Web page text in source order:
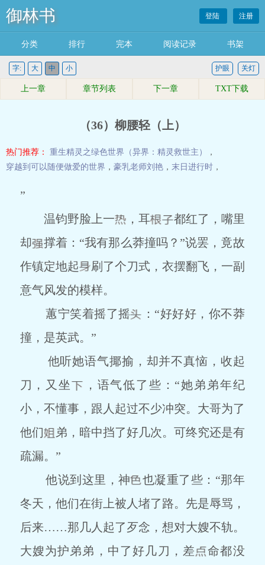
御林书 登陆 注册
分类 排行 完本 阅读记录 书架
字: 大 中 小 关灯
护眼
上一章 章节列表 下一章 TXT下载
（36）柳腰轻（上）
热门推荐： 重生精灵之绿色世界（异界：精灵救世主）
，
穿越到可以随便做爱的世界 ， 豪乳老师刘艳 ， 末日进行时 ，
”
温钧野脸上一
，耳
都红了，嘴里
却
撑着：“我有那么莽撞吗？”说罢，竟故
作镇定地起
刷了个刀式，衣摆翻飞，一副
意气风发的模样。
蕙宁笑着摇了摇
：“好好好，你不莽
撞，是英武。”
他听她语气揶揄，却并不真恼，收起
刀，又坐
，语气低了些：“她弟弟年纪
小，不懂事，跟人起过不少冲突。大哥为了
他们
弟，暗中挡了好几次。可终究还是有
疏漏。”
他说到这里，神
也凝重了些：“那年
冬天，他们在街上被人堵了路。先是辱骂，
后来……那几人起了歹念，想对大嫂不轨。
大嫂为护弟弟，中了好几刀，差
命都没